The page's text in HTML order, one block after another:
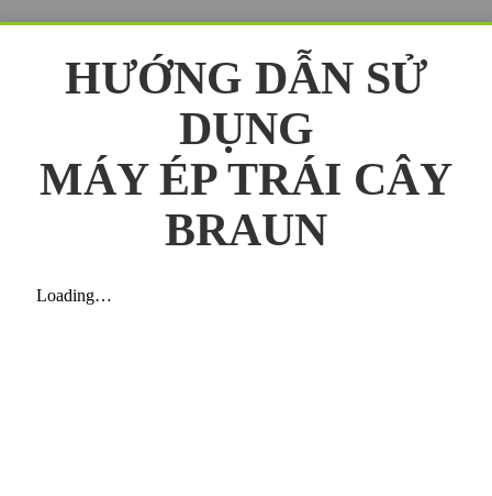
HƯỚNG DẪN SỬ
DỤNG
MÁY ÉP TRÁI CÂY
BRAUN